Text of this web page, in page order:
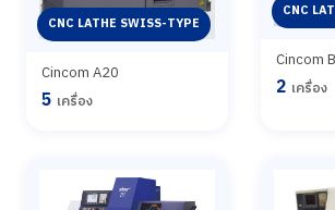
CNC LATHE SWISS-TYPE
Cincom A20
5 เครื่อง
CNC
Cincom
2 เครื่อง